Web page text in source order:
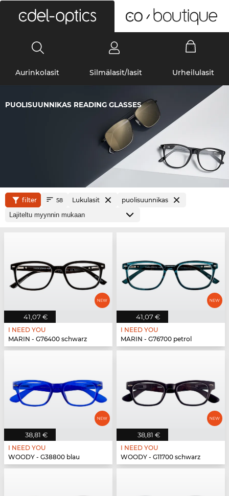
Aurinkolasit Silmälasit/lasit Urheilulasit
PUOLISUUNNIKAS READING GLASSES
filter 58 Lukulasit puolisuunnikas
41,07 €
I NEED YOU
MARIN - G76400 schwarz
41,07 €
I NEED YOU
MARIN - G76700 petrol
38,81 €
I NEED YOU
WOODY - G38800 blau
38,81 €
I NEED YOU
WOODY - G11700 schwarz